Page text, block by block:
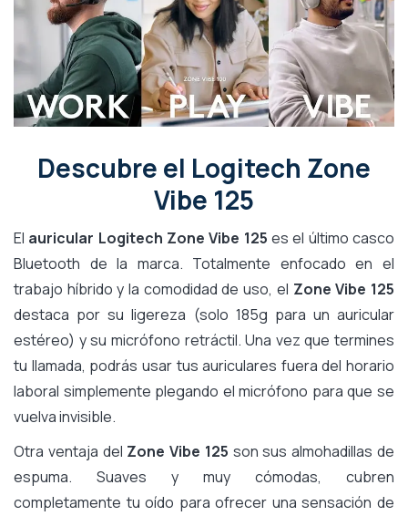
Descubre el Logitech Zone
Vibe 125
El auricular Logitech Zone Vibe 125 es el último casco
Bluetooth de la marca. Totalmente enfocado en el
trabajo híbrido y la comodidad de uso, el Zone Vibe 125
destaca por su ligereza (solo 185g para un auricular
estéreo) y su micrófono retráctil. Una vez que termines
tu llamada, podrás usar tus auriculares fuera del horario
laboral simplemente plegando el micrófono para que se
vuelva invisible.
Otra ventaja del Zone Vibe 125 son sus almohadillas de
espuma. Suaves y muy cómodas, cubren
completamente tu oído para ofrecer una sensación de